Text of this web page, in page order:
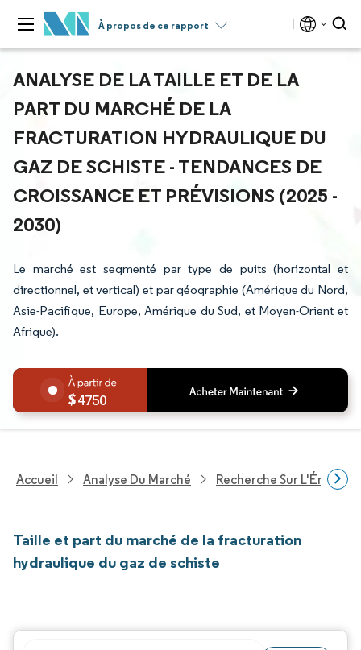
À propos de ce rapport
ANALYSE DE LA TAILLE ET DE LA
PART DU MARCHÉ DE LA
FRACTURATION HYDRAULIQUE DU
GAZ DE SCHISTE - TENDANCES DE
CROISSANCE ET PRÉVISIONS (2025 -
2030)
Le marché est segmenté par type de puits (horizontal et
directionnel, et vertical) et par géographie (Amérique du Nord,
Asie-Pacifique, Europe, Amérique du Sud, et Moyen-Orient et
Afrique).
4750
Accueil Analyse Du Marché Recherche Sur
Taille et part du marché de la fracturation
hydraulique du gaz de schiste